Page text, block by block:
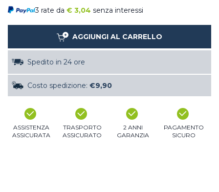
3 rate da € 3,04 senza interessi
AGGIUNGI AL CARRELLO
Spedito in 24 ore
Costo spedizione: €9,90
ASSISTENZA
ASSICURATA
TRASPORTO
ASSICURATO
2 ANNI
GARANZIA
PAGAMENTO
SICURO